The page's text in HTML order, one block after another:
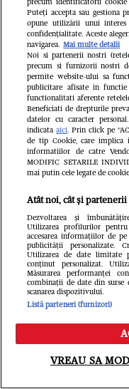
Citește în
Cine este și
Gheorghe
până la 50 de
familia mea
Meniu Caută
Puteți accepta sau gestiona
opune utilizării unui
confidențialitate. Aceste
navigarea. Mai multe detalii
Noi si partenerii nostri
precum si furnizorii nostri
permite website-ului sa
publicitare afisate in
functionalitati aferente
Beneficiati de drepturile
datelor cu caracter
indicataaici. Prin click pe
de tip Cookie, care implica
informatiilor de catre
MODIFIC SETARILE
mai putin cele legate de
Atât noi, cât și
Dezvoltarea și
Utilizarea profilurilor pentru
accesarea informațiilor de
publicității personalizate.
Utilizarea de date limitate
conținut personalizat.
Măsurarea performanței
combinații de date din surse
scanarea dispozitivului.
Listă parteneri (furnizori)
VREAU SA